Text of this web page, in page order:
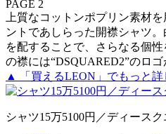
PAGE 2
上質なコットンポプリン素材
ントであしらった開襟シャツ
を配することで、さらなる個
の襟には“DSQUARED2”のロゴ
▲ 「買えるLEON」でもっと詳
シャツ15万5100円／ディース